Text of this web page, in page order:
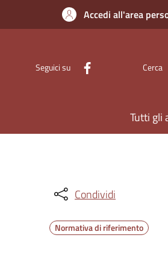
Accedi all'area
Seguici su Cerca
Tutti gli
Condividi
Normativa di riferimento